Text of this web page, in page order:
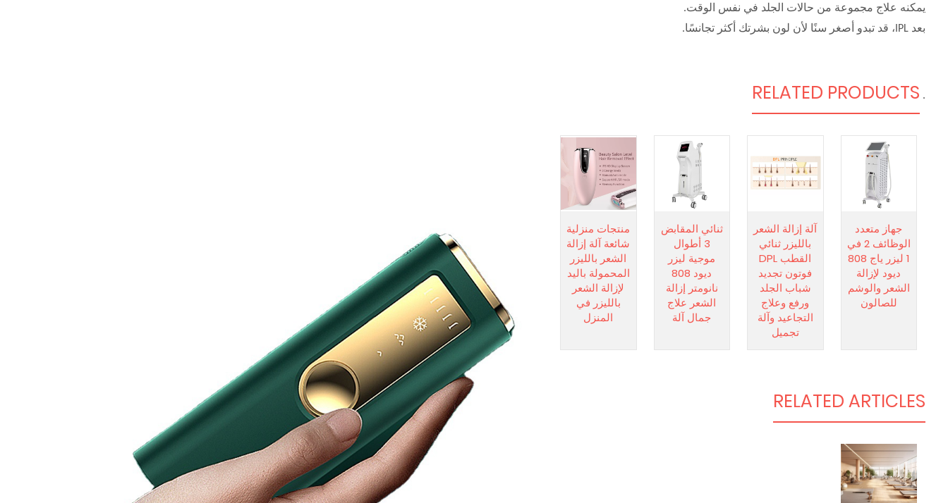
يمكنه علاج مجموعة من حالات الجلد في نفس الوقت.
بعد IPL، قد تبدو أصغر سنًا لأن لون بشرتك أكثر تجانسًا.
.
RELATED PRODUCTS
جهاز متعدد
الوظائف 2 في
1 ليزر ياج 808
ديود لإزالة
الشعر والوشم
للصالون
آلة إزالة الشعر
بالليزر ثنائي
القطب DPL
فوتون تجديد
شباب الجلد
ورفع وعلاج
التجاعيد وآلة
تجميل
ثنائي المقابض
3 أطوال
موجية ليزر
ديود 808
نانومتر إزالة
الشعر علاج
جمال آلة
منتجات منزلية
شائعة آلة إزالة
الشعر بالليزر
المحمولة باليد
لإزالة الشعر
بالليزر في
المنزل
RELATED ARTICLES